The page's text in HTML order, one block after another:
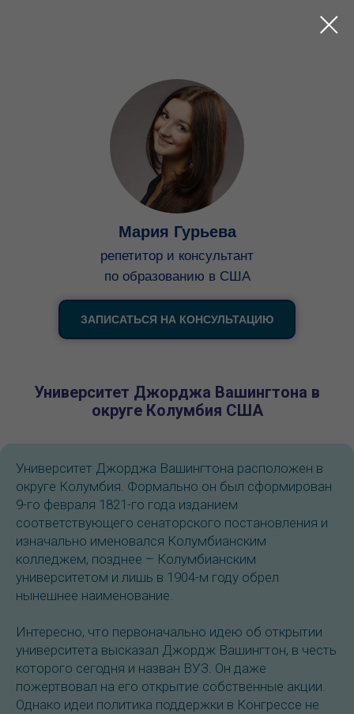
Мария Гурьева
репетитор и консультант
по образованию в США
ЗАПИСАТЬСЯ НА КОНСУЛЬТАЦИЮ
Университет Джорджа Вашингтона в
округе Колумбия США
Университет Джорджа Вашингтона расположен в
округе Колумбия. Формально он был сформирован
9-го февраля 1821-го года изданием
соответствующего сенаторского постановления и
изначально именовался Колумбианским
колледжем, позднее – Колумбианским
университетом и лишь в 1904-м году обрел
нынешнее наименование.
Интересно, что первоначально идею об открытии
университета высказал Джордж Вашингтон, в честь
которого сегодня и назван ВУЗ. Он даже
пожертвовал на его открытие собственные акции.
Однако идеи политика поддержки в Конгрессе не